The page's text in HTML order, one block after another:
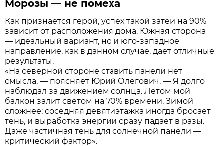
Морозы — не помеха
Как признается герой, успех такой затеи на 90%
зависит от расположения дома. Южная сторона
— идеальный вариант, но и юго-западное
направление, как в данном случае, дает отличные
результаты.
«На северной стороне ставить панели нет
смысла, — поясняет Юрий Олегович. — Я долго
наблюдал за движением солнца. Летом мой
балкон залит светом на 70% времени. Зимой
сложнее: соседняя девятиэтажка иногда бросает
тень, и выработка энергии сразу падает в разы.
Даже частичная тень для солнечной панели —
критический фактор».